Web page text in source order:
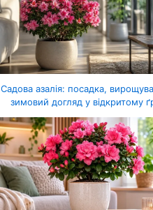
Садова азалія: посадка,
зимовий догляд у відкритому